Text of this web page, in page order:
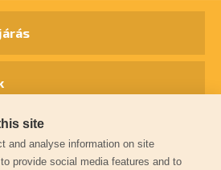
site
and analyse information on site
provide social media features and to